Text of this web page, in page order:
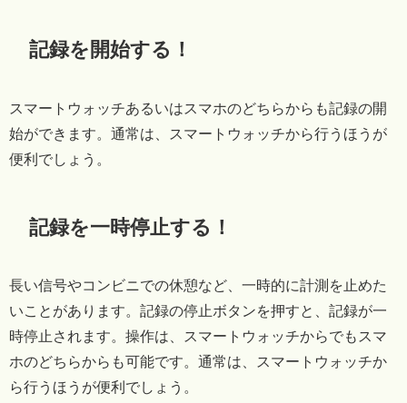
記録を開始する！
スマートウォッチあるいはスマホのどちらからも記録の開
始ができます。通常は、スマートウォッチから行うほうが
便利でしょう。
記録を一時停止する！
長い信号やコンビニでの休憩など、一時的に計測を止めた
いことがあります。記録の停止ボタンを押すと、記録が一
時停止されます。操作は、スマートウォッチからでもスマ
ホのどちらからも可能です。通常は、スマートウォッチか
ら行うほうが便利でしょう。